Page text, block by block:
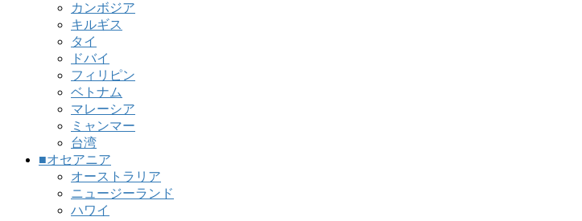
カンボジア
キルギス
タイ
ドバイ
フィリピン
ベトナム
マレーシア
ミャンマー
台湾
■オセアニア
オーストラリア
ニュージーランド
ハワイ